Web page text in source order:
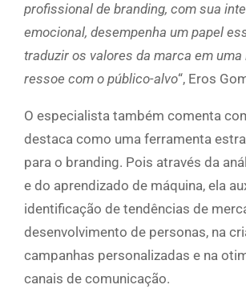
profissional de branding, com sua
emocional, desempenha um papel
traduzir os valores da marca em uma
ressoe com o público-alvo“, Eros
O especialista também comenta
destaca como uma ferramenta
para o branding. Pois através da
e do aprendizado de máquina, ela
identificação de tendências de
desenvolvimento de personas, na
campanhas personalizadas e na
canais de comunicação.